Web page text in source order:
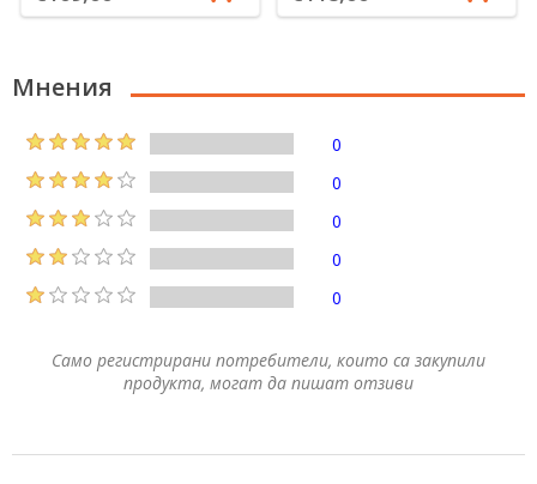
Мнения
0
0
0
0
0
Само регистрирани потребители, които са закупили
продукта, могат да пишат отзиви